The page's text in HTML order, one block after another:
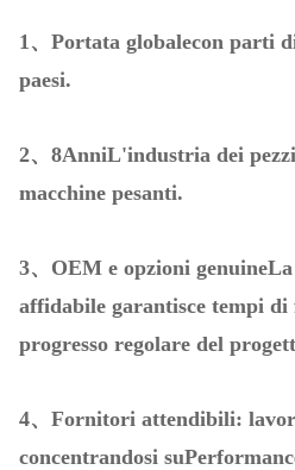
1、 Portata globalecon parti
paesi.
2、8AnniL'industria dei
macchine pesanti.
3、OEM e opzioni genuine
affidabile garantisce tempi
progresso regolare del
4、Fornitori attendibili:
concentrandosi su